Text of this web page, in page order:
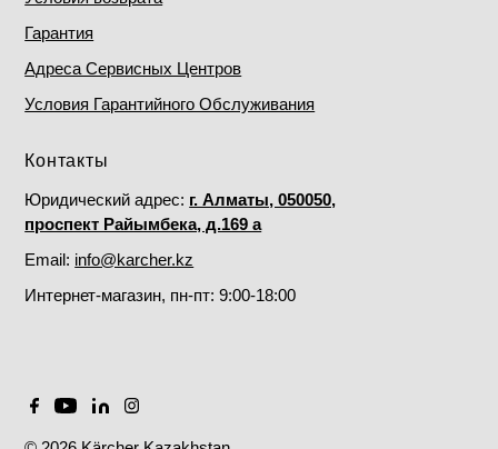
Гарантия
Адреса Сервисных Центров
Условия Гарантийного Обслуживания
Контакты
Юридический адрес: г. Алматы, 050050,
проспект Райымбека, д.169 а
Email: info@karcher.kz
Интернет-магазин, пн-пт: 9:00-18:00